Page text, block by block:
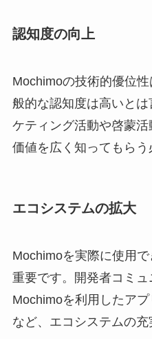
認知度の向上
Mochimoの技術的優位
般的な認知度は高いと
ケティング活動や啓蒙
価値を広く知ってもらう
エコシステムの拡大
Mochimoを実際に使用
重要です。開発者コミュ
Mochimoを利用したア
など、エコシステムの充